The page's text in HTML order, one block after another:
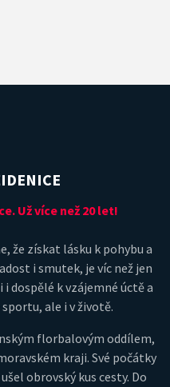
Už více než 20 let!
že získat lásku k pohybu a
i smutek, je víc než jen
dospělé k vzájemné úctě a
ale i v životě.
florbalovým oddílem,
kraji. Své počátky
obrovský kus cesty. Do